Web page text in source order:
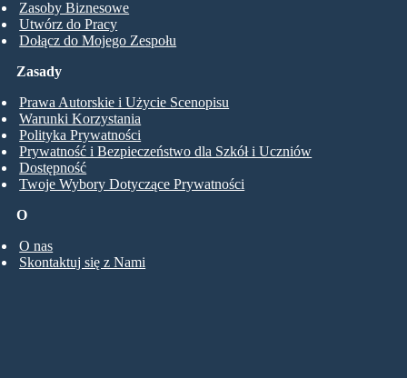
Zasoby Biznesowe
Utwórz do Pracy
Dołącz do Mojego Zespołu
O
O nas
Skontaktuj się z Nami
Zasady
Prawa Autorskie i Użycie Scenopisu
Warunki Korzystania
Polityka Prywatności
Prywatność i Bezpieczeństwo dla Szkół i Uczniów
Dostępność
Twoje Wybory Dotyczące Prywatności